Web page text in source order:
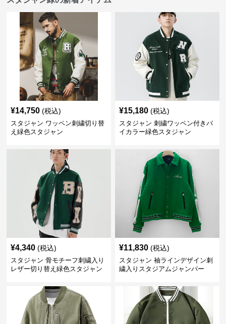
¥14,750 (税込)
スタジャン ワッペン刺繍切り替
え緑色スタジャン
¥15,180 (税込)
スタジャン 刺繍ワッペン付きバ
イカラー緑色スタジャン
¥4,340 (税込)
スタジャン 骨モチーフ刺繍入り
レザー切り替え緑色スタジャン
¥11,830 (税込)
スタジャン 袖ラインデザイン刺
繍入りスタジアムジャンパー